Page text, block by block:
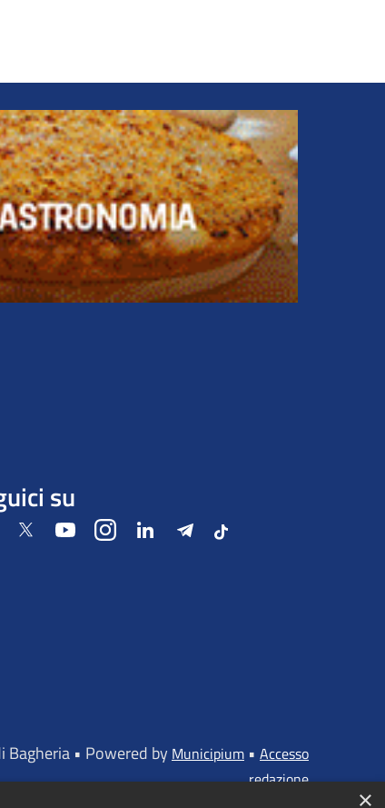
su
FacebookTwitter YoutubeInstagramLinkedIn Telegram
Tiktok
Bagheria • Powered by Municipium • Accesso
redazione
×